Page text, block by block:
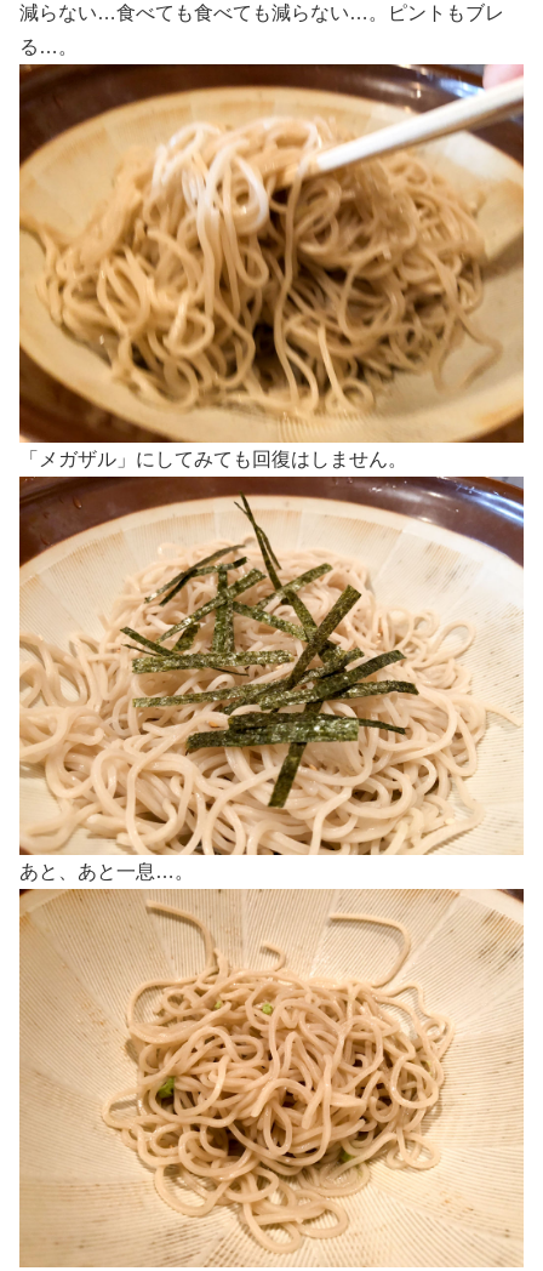
減らない…食べても食べても減らない…。ピントもブレ
る…。
「メガザル」にしてみても回復はしません。
あと、あと一息…。